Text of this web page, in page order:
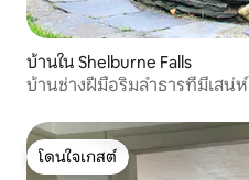
บ้านใน Shelburne Falls
บ้านช่างฝีมือริมลำธารที่มีเสน่ห์
โดนใจเกสต์
โดนใจเกสต์